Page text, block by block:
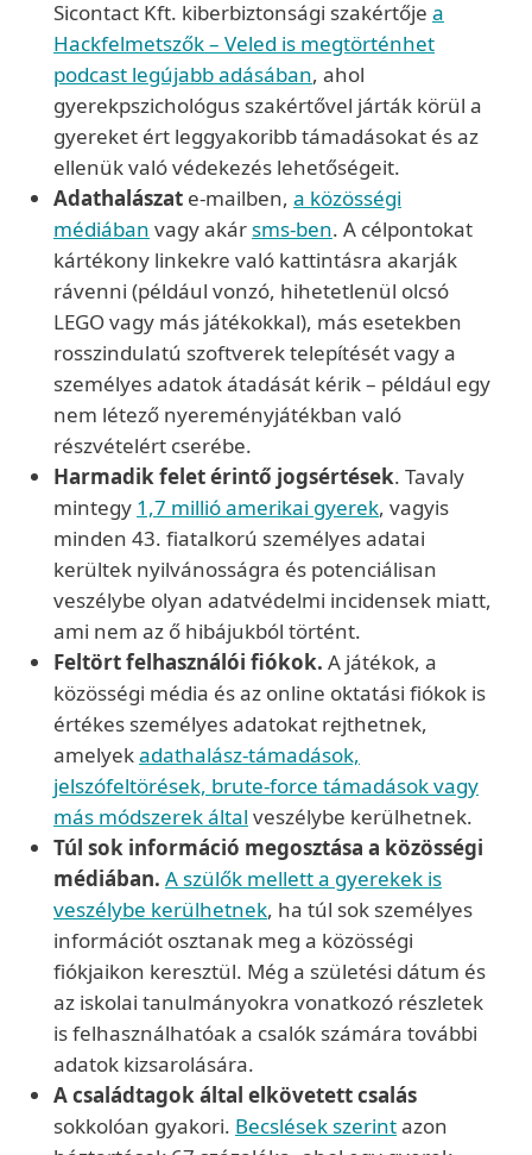
Sicontact Kft. kiberbiztonsági szakértője a
Hackfelmetszők – Veled is megtörténhet
podcast legújabb adásában, ahol
gyerekpszichológus szakértővel járták körül a
gyereket ért leggyakoribb támadásokat és az
ellenük való védekezés lehetőségeit.
Adathalászat e-mailben, a közösségi
médiában vagy akársms-ben. A célpontokat
kártékony linkekre való kattintásra akarják
rávenni (például vonzó, hihetetlenül olcsó
LEGO vagy más játékokkal), más esetekben
rosszindulatú szoftverek telepítését vagy a
személyes adatok átadását kérik – például egy
nem létező nyereményjátékban való
részvételért cserébe.
Harmadik felet érintő jogsértések. Tavaly
mintegy 1,7 millió amerikai gyerek, vagyis
minden 43. fiatalkorú személyes adatai
kerültek nyilvánosságra és potenciálisan
veszélybe olyan adatvédelmi incidensek miatt,
ami nem az ő hibájukból történt.
Feltört felhasználói fiókok. A játékok, a
közösségi média és az online oktatási fiókok is
értékes személyes adatokat rejthetnek,
amelyekadathalász-támadások,
jelszófeltörések, brute-force támadások vagy
más módszerek által veszélybe kerülhetnek.
Túl sok információ megosztása a közösségi
médiában. A szülők mellett a gyerekek is
veszélybe kerülhetnek, ha túl sok személyes
információt osztanak meg a közösségi
fiókjaikon keresztül. Még a születési dátum és
az iskolai tanulmányokra vonatkozó részletek
is felhasználhatóak a csalók számára további
adatok kizsarolására.
A családtagok által elkövetett csalás
sokkolóan gyakori. Becslések szerintazon